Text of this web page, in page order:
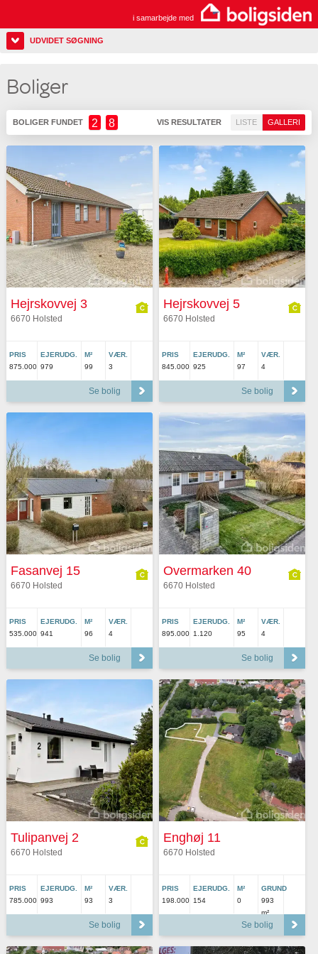
i samarbejde med
UDVIDET SØGNING
Boliger
BOLIGER FUNDET 2 8 VIS RESULTATER LISTE GALLERI
Hejrskovvej 3
6670 Holsted
PRIS
875.000
EJERUDG.
979
M²
99
VÆR.
3
Se bolig
Hejrskovvej 5
6670 Holsted
PRIS
845.000
EJERUDG.
925
M²
97
VÆR.
4
Se bolig
Fasanvej 15
6670 Holsted
PRIS
535.000
EJERUDG.
941
M²
96
VÆR.
4
Se bolig
Overmarken 40
6670 Holsted
PRIS
895.000
EJERUDG.
1.120
M²
95
VÆR.
4
Se bolig
Tulipanvej 2
6670 Holsted
PRIS
785.000
EJERUDG.
993
M²
93
VÆR.
3
Se bolig
Enghøj 11
6670 Holsted
PRIS
198.000
EJERUDG.
154
M²
0
GRUND
993
m²
Se bolig